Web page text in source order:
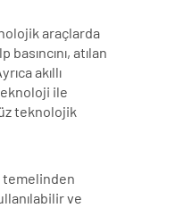
araçlarda
atılan
akıllı
ile
teknolojik
temelinden
ve